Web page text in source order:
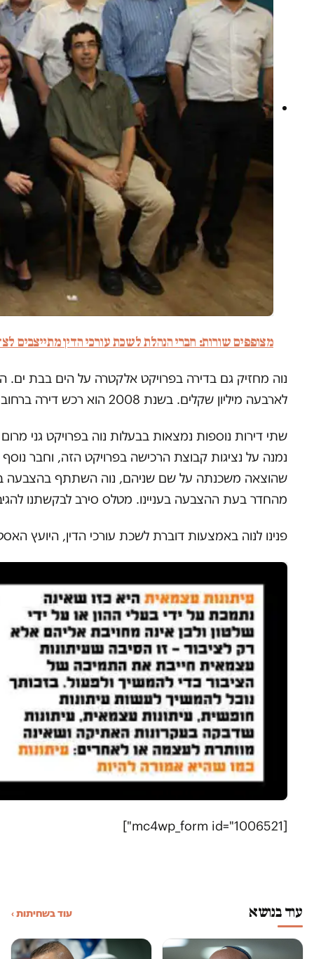
מצופפים שורות: חברי הנהלת לשכת עורכי הדין מתייצבים
לארבעה מיליון שקלים. בשנת 2008 הוא רכש דירה ברחוב הפרחים ברמת השרון, אך ככל הנראה מכר אותה מאוחר יותר.
שתי דירות נוספות נמצאות בבעלות נוה בפרויקט גני
נמנה על נציגות קבוצת הרכישה בפרויקט הזה, וחבר
שהוצאה משכנתה על שם שניהם, נוה השתתף בהצבעה
מהחדר בעת ההצבעה בעניינו. מטלס סירב לבקשתנו
פנינו לנוה באמצעות דוברת לשכת עורכי הדין, היועץ
[mc4wp_form id="1006521"]
עוד בנושא עוד בשחיתות ›